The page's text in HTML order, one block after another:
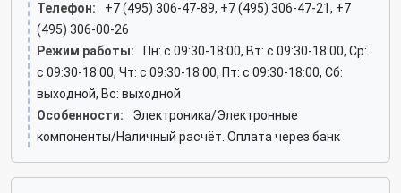
Телефон:
+7 (495) 306-47-89, +7 (495) 306-47-21, +7
(495) 306-00-26
Режим работы:
Пн: c 09:30-18:00, Вт: c 09:30-18:00, Ср:
c 09:30-18:00, Чт: c 09:30-18:00, Пт: c 09:30-18:00, Сб:
выходной, Вс: выходной
Особенности:
Электроника/Электронные
компоненты/Наличный расчёт. Оплата через банк